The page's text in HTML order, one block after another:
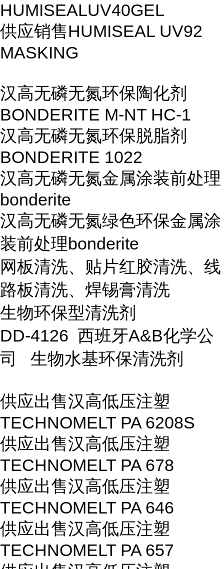
HUMISEALUV40GEL
供应销售HUMISEAL UV92
MASKING
汉高无磷无氮环保陶化剂
BONDERITE M-NT HC-1
汉高无磷无氮环保脱脂剂
BONDERITE 1022
汉高无磷无氮金属涂装前处理
bonderite
汉高无磷无氮绿色环保金属涂
装前处理bonderite
网板清洗、贴片红胶清洗、线
路板清洗、焊锡膏清洗
生物环保型清洗剂
DD-4126 西班牙A&B化学公
司 生物水基环保清洗剂
供应出售汉高低压注塑
TECHNOMELT PA 6208S
供应出售汉高低压注塑
TECHNOMELT PA 678
供应出售汉高低压注塑
TECHNOMELT PA 646
供应出售汉高低压注塑
TECHNOMELT PA 657